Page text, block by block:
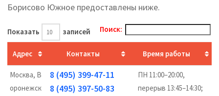
Борисово Южное предоставлены ниже.
Показать записей Поиск:
Адрес Контакты Время работы
Москва, В
оронежск
8 (495) 399-47-11
8 (495) 397-50-83
ПН 11:00–20:00,
перерыв 13:45–14:30;